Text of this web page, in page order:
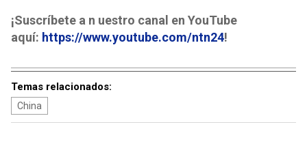
¡Suscríbete a n uestro canal en YouTube
aquí: https://www.youtube.com/ntn24!
Temas relacionados:
China